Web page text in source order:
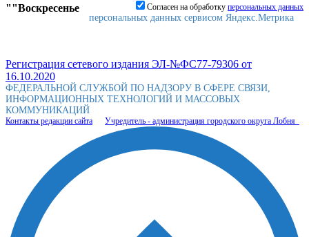
""Воскресенье Согласен на обработку персональныx данных
персональных данных сервисом Яндекс.Метрика
Регистрация сетевого издания ЭЛ-№ФС77-79306 от
16.10.2020
ФЕДЕРАЛЬНОЙ СЛУЖБОЙ ПО НАДЗОРУ В СФЕРЕ СВЯЗИ,
ИНФОРМАЦИОННЫХ ТЕХНОЛОГИЙ И МАССОВЫХ
КОММУНИКАЦИЙ
Контакты редакции сайта Учредитель - администрация городского округа Лобня